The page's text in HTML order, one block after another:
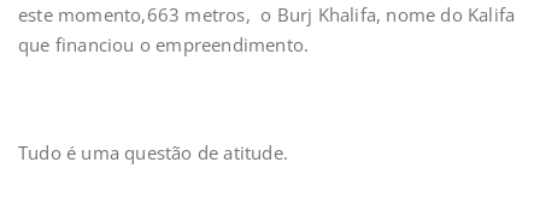
este momento,663 metros, o Burj Khalifa, nome do Kalifa
que financiou o empreendimento.
Tudo é uma questão de atitude.